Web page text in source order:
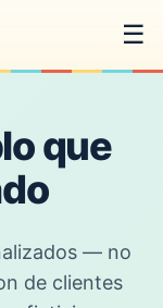
☰
que
— no
de clientes